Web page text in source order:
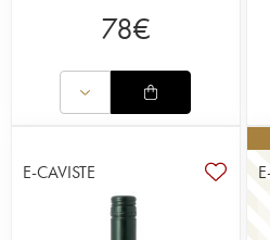
78€
E-CAVISTE